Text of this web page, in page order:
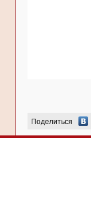
Поделиться